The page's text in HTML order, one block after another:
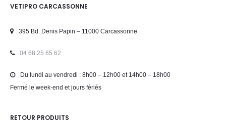
VETIPRO CARCASSONNE
395 Bd. Denis Papin – 11000 Carcassonne
04 68 25 65 62
Du lundi au vendredi : 8h00 – 12h00 et 14h00 – 18h00
Fermé le week-end et jours fériés
RETOUR PRODUITS